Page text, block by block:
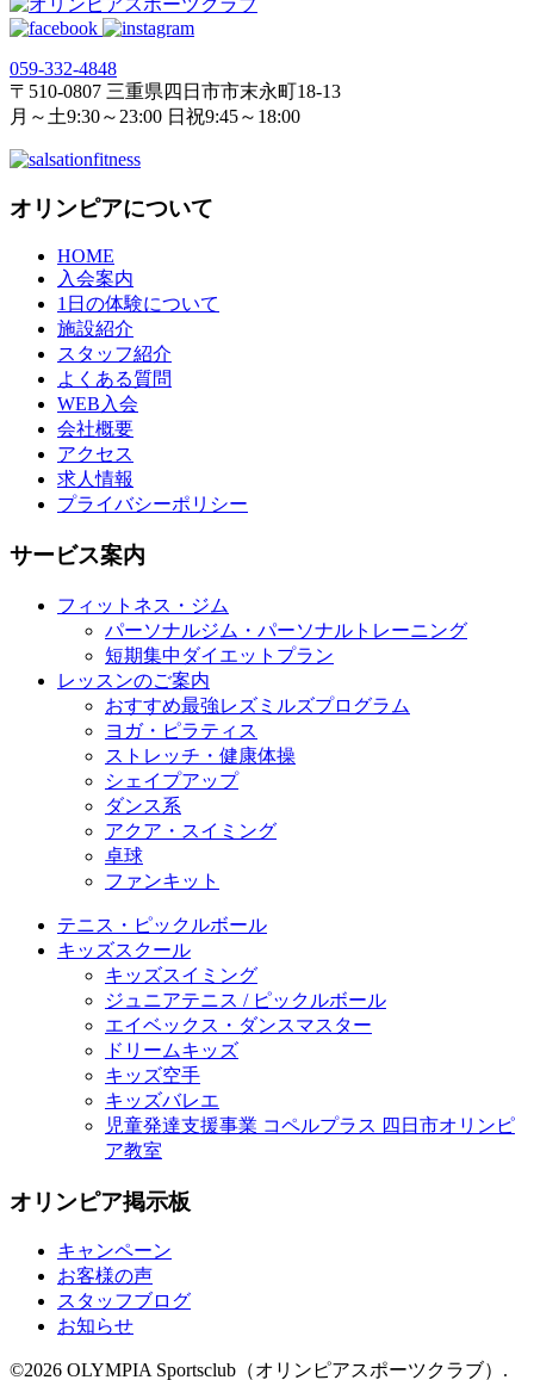
059‐332‐4848
〒510-0807 三重県四日市市末永町18‐13
月～土9:30～23:00 日祝9:45～18:00
オリンピアについて
HOME
入会案内
1日の体験について
施設紹介
スタッフ紹介
よくある質問
WEB入会
会社概要
アクセス
求人情報
プライバシーポリシー
サービス案内
フィットネス・ジム
パーソナルジム・パーソナルトレーニング
短期集中ダイエットプラン
レッスンのご案内
おすすめ最強レズミルズプログラム
ヨガ・ピラティス
ストレッチ・健康体操
シェイプアップ
ダンス系
アクア・スイミング
卓球
ファンキット
テニス・ピックルボール
キッズスクール
キッズスイミング
ジュニアテニス / ピックルボール
エイベックス・ダンスマスター
ドリームキッズ
キッズ空手
キッズバレエ
児童発達支援事業 コペルプラス 四日市オリンピ
ア教室
オリンピア掲示板
キャンペーン
お客様の声
スタッフブログ
お知らせ
©2026 OLYMPIA Sportsclub（オリンピアスポーツクラブ）.